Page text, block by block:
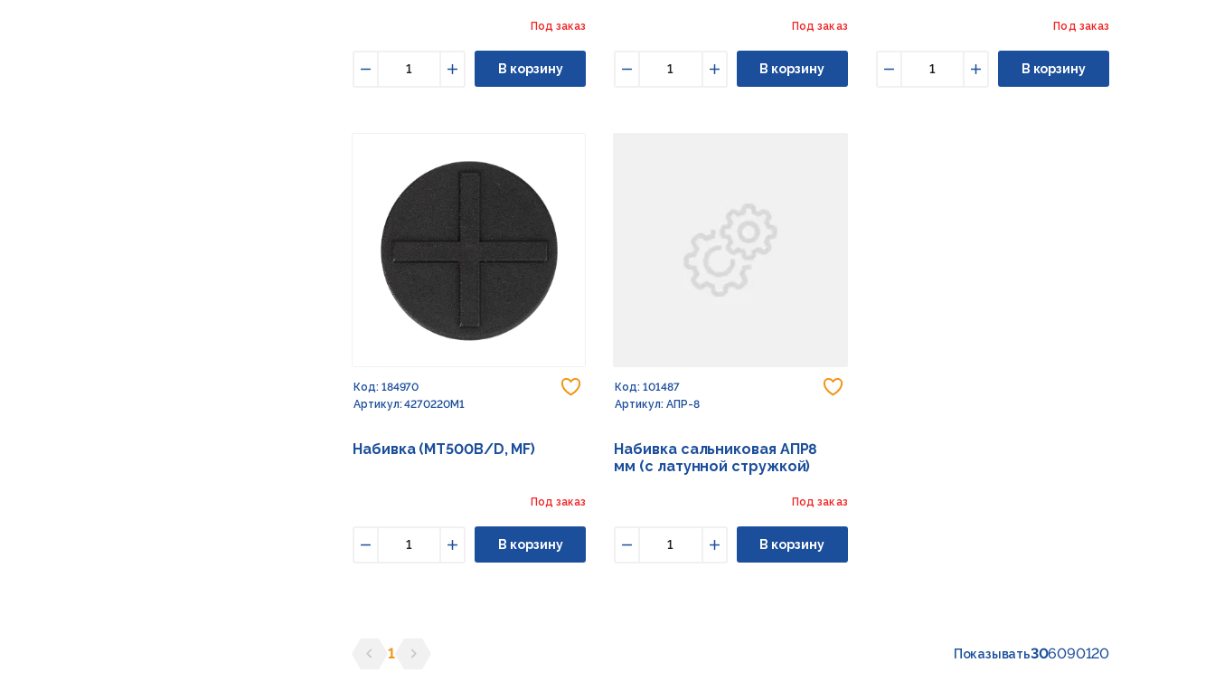
Под заказ
Увеличить
В корзину
Под заказ
Увеличить
В корзину
Под заказ
Увеличить
В корзину
Добавить в избранное
Код: 184970
Артикул: 4270220M1
Набивка (MT500B/D, MF)
Под заказ
Увеличить
В корзину
Код: 101487
Артикул: АПР-8
Набивка сальниковая АПР8
мм (с латунной стружкой)
Под заказ
Увеличить
В корзину
1
Показывать306090120